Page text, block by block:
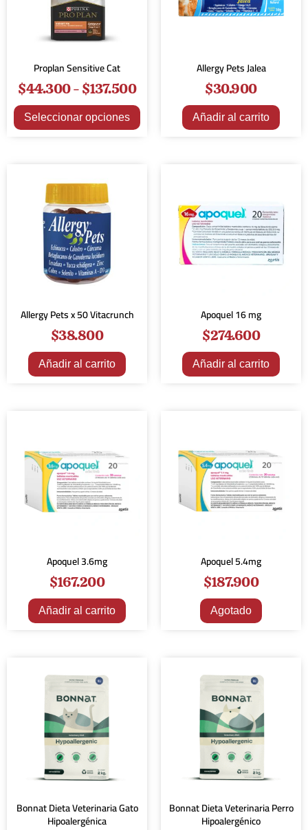
Proplan Sensitive Cat
$44.300-$137.500
Seleccionar opciones
Allergy Pets Jalea
$30.900
Añadir al carrito
Allergy Pets x 50 Vitacrunch
$38.800
Añadir al carrito
Apoquel 16 mg
$274.600
Añadir al carrito
Apoquel 3.6mg
$167.200
Añadir al carrito
Apoquel 5.4mg
$187.900
Agotado
Bonnat Dieta Veterinaria Gato
Hipoalergénica
Bonnat Dieta Veterinaria Perro
Hipoalergénico